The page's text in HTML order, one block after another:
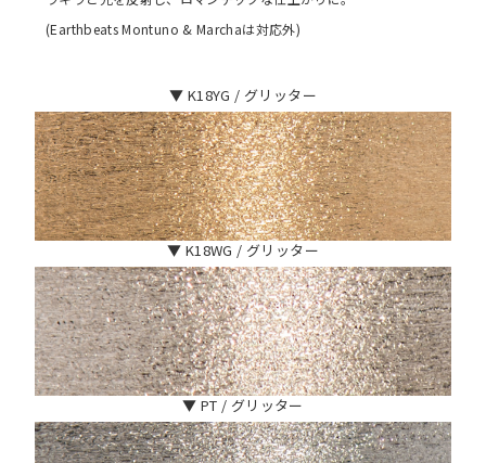
(Earthbeats Montuno & Marchaは対応外)
▼ K18YG / グリッター
▼ K18WG / グリッター
▼ PT / グリッター